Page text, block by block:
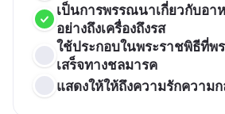
เป็นการพรรณนาเกี่ยวกับอา
อย่างถึงเครื่องถึงรส
ใช้ประกอบในพระราชพิธีที่พ
เสร็จทางชลมารค
แสดงให้ให้ถึงความรักความ